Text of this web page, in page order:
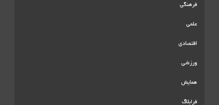
فرهنگی
علمی
اقتصادی
ورزشی
همایش
فرابلاگ